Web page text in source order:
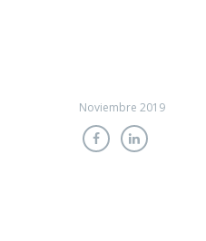
Noviembre 2019